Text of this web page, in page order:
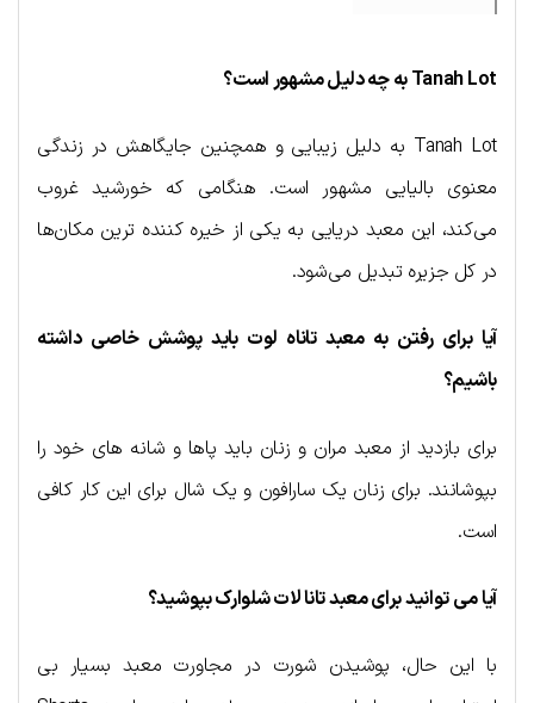
Tanah Lot به چه دلیل مشهور است؟
Tanah Lot به دلیل زیبایی و همچنین جایگاهش در زندگی
معنوی بالیایی مشهور است. هنگامی که خورشید غروب
می‌کند، این معبد دریایی به یکی از خیره کننده ترین مکان‌ها
در کل جزیره تبدیل می‌شود.
آیا برای رفتن به معبد تاناه لوت باید پوشش خاصی داشته
باشیم؟
برای بازدید از معبد مران و زنان باید پاها و شانه های خود را
بپوشانند. برای زنان یک سارافون و یک شال برای این کار کافی
است.
آیا می توانید برای معبد تانا لات شلوارک بپوشید؟
با این حال، پوشیدن شورت در مجاورت معبد بسیار بی